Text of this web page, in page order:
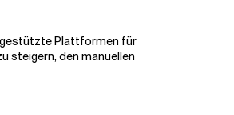
gestützte Plattformen für
steigern, den manuellen